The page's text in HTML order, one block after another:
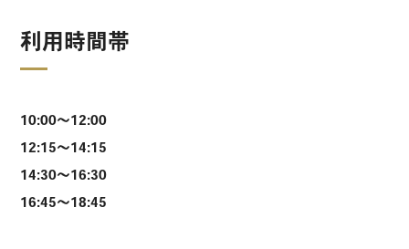
利用時間帯
10:00～12:00
12:15～14:15
14:30～16:30
16:45～18:45